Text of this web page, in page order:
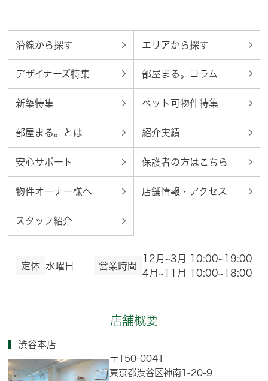
沿線から探す エリアから探す
デザイナーズ特集 部屋まる。コラム
新築特集 ペット可物件特集
部屋まる。とは 紹介実績
安心サポート 保護者の方はこちら
物件オーナー様へ 店舗情報・アクセス
スタッフ紹介
定休 水曜日 営業時間
12月~3月 10:00~19:00
4月~11月 10:00~18:00
店舗概要
渋谷本店
〒150-0041
東京都渋谷区神南1-20-9